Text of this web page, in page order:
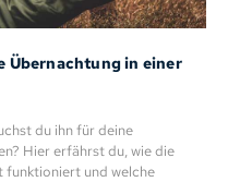
Übernachtung in einer
du ihn für deine
Hier erfährst du, wie die
funktioniert und welche